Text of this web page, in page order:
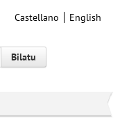
Castellano English
Bilatu